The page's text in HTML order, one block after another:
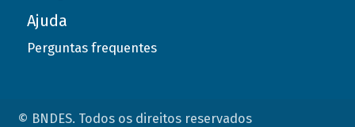
Ajuda
Perguntas frequentes
© BNDES. Todos os direitos reservados